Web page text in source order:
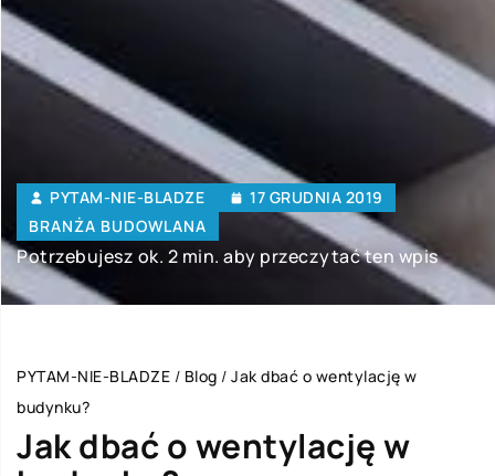
PYTAM-NIE-BLADZE
17 GRUDNIA 2019
BRANŻA BUDOWLANA
Potrzebujesz ok. 2 min. aby przeczytać ten wpis
PYTAM-NIE-BLADZE / Blog / Jak dbać o wentylację w
budynku?
Jak dbać o wentylację w